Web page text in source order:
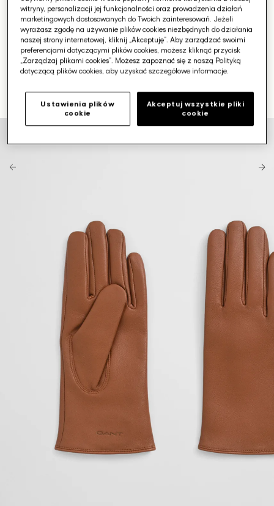
witryny, personalizacji jej funkcjonalności oraz prowadzenia działań
marketingowych dostosowanych do Twoich zainteresowań. Jeżeli
wyrażasz zgodę na używanie plików cookies niezbędnych do działania
naszej strony internetowej, kliknij „Akceptuję”. Aby zarządzać swoimi
preferencjami dotyczącymi plików cookies, możesz kliknąć przycisk
„Zarządzaj plikami cookies”. Możesz zapoznać się z naszą Polityką
dotyczącą plików cookies, aby uzyskać szczegółowe informacje.
Ustawienia plików
cookie
Akceptuj wszystkie pliki
cookie